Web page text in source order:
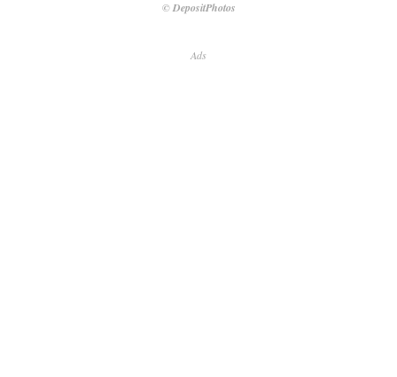
© DepositPhotos
Ads